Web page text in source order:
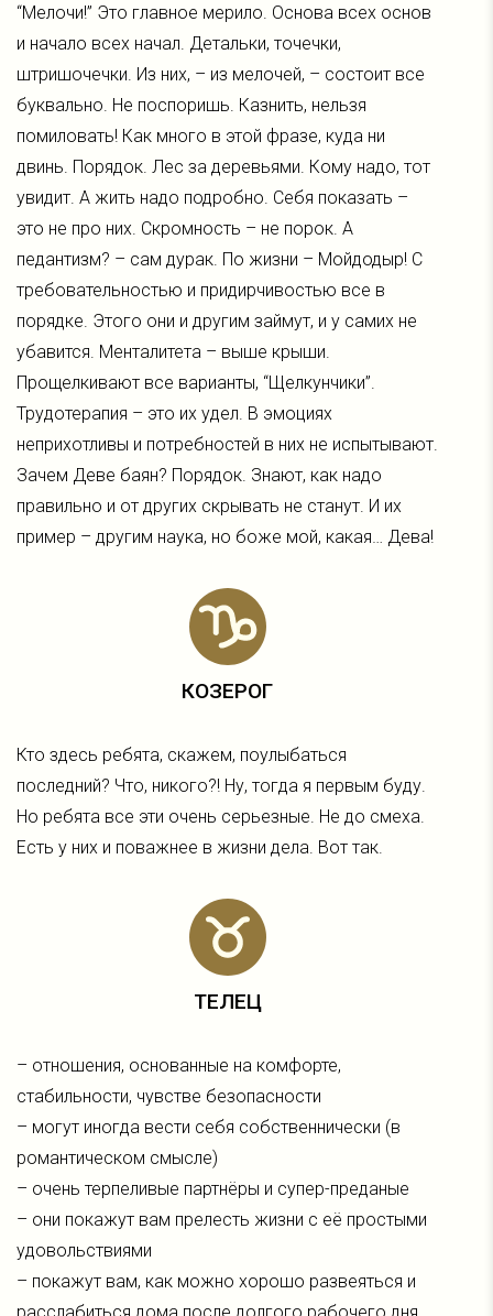
“Мелочи!” Это главное мерило. Основа всех основ
и начало всех начал. Детальки, точечки,
штришочечки. Из них, – из мелочей, – состоит все
буквально. Не поспоришь. Казнить, нельзя
помиловать! Как много в этой фразе, куда ни
двинь. Порядок. Лес за деревьями. Кому надо, тот
увидит. А жить надо подробно. Себя показать –
это не про них. Скромность – не порок. А
педантизм? – сам дурак. По жизни – Мойдодыр! С
требовательностью и придирчивостью все в
порядке. Этого они и другим займут, и у самих не
убавится. Менталитета – выше крыши.
Прощелкивают все варианты, “Щелкунчики”.
Трудотерапия – это их удел. В эмоциях
неприхотливы и потребностей в них не испытывают.
Зачем Деве баян? Порядок. Знают, как надо
правильно и от других скрывать не станут. И их
пример – другим наука, но боже мой, какая… Дева!
КОЗЕРОГ
Кто здесь ребята, скажем, поулыбаться
последний? Что, никого?! Ну, тогда я первым буду.
Но ребята все эти очень серьезные. Не до смеха.
Есть у них и поважнее в жизни дела. Вот так.
ТЕЛЕЦ
– отношения, основанные на комфорте,
стабильности, чувстве безопасности
– могут иногда вести себя собственнически (в
романтическом смысле)
– очень терпеливые партнёры и супер-преданые
– они покажут вам прелесть жизни с её простыми
удовольствиями
– покажут вам, как можно хорошо развеяться и